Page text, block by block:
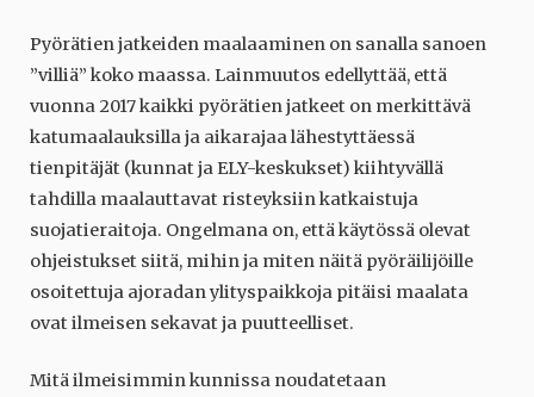
Pyörätien jatkeiden maalaaminen on sanalla sanoen
”villiä” koko maassa. Lainmuutos edellyttää, että
vuonna 2017 kaikki pyörätien jatkeet on merkittävä
katumaalauksilla ja aikarajaa lähestyttäessä
tienpitäjät (kunnat ja ELY-keskukset) kiihtyvällä
tahdilla maalauttavat risteyksiin katkaistuja
suojatieraitoja. Ongelmana on, että käytössä olevat
ohjeistukset siitä, mihin ja miten näitä pyöräilijöille
osoitettuja ajoradan ylityspaikkoja pitäisi maalata
ovat ilmeisen sekavat ja puutteelliset.
Mitä ilmeisimmin kunnissa noudatetaan